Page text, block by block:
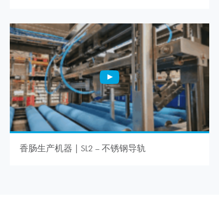
香肠生产机器 | SL2 – 不锈钢导轨